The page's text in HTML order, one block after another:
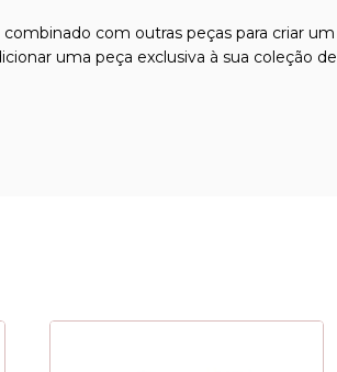
com outras peças para criar um
uma peça exclusiva à sua coleção de